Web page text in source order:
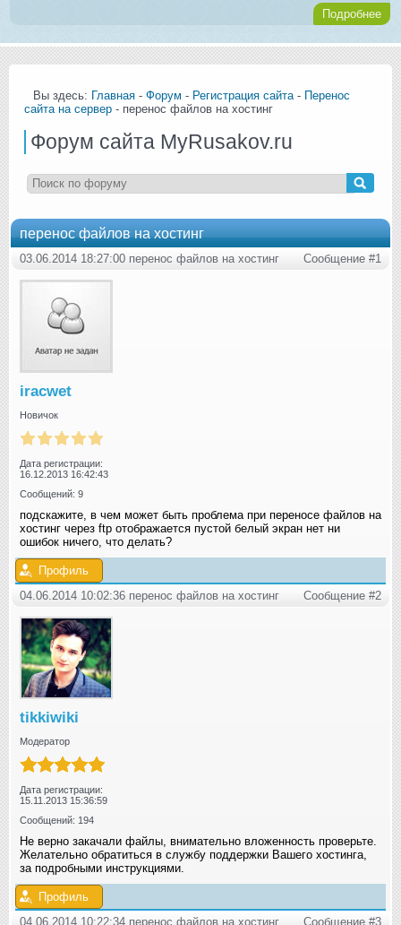
Подробнее
Вы здесь: Главная - Форум - Регистрация сайта- Перенос
сайта на сервер - перенос файлов на хостинг
Форум сайта MyRusakov.ru
перенос файлов на хостинг
03.06.2014 18:27:00 перенос файлов на хостинг Сообщение #1
iracwet
Новичок
Дата регистрации:
16.12.2013 16:42:43
Сообщений: 9
подскажите, в чем может быть проблема при переносе файлов на
хостинг через ftp отображается пустой белый экран нет ни
ошибок ничего, что делать?
Профиль
04.06.2014 10:02:36 перенос файлов на хостинг
Сообщение #2
tikkiwiki
Модератор
Дата регистрации:
15.11.2013 15:36:59
Сообщений: 194
Не верно закачали файлы, внимательно вложенность проверьте.
Желательно обратиться в службу поддержки Вашего хостинга,
за подробными инструкциями.
Профиль
04.06.2014 10:22:34 перенос файлов на хостинг
Сообщение #3